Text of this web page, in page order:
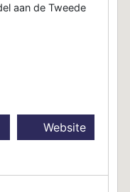
aan de Tweede
Website